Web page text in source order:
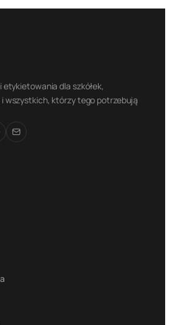
etykietowania dla szkółek,
wszystkich, którzy tego potrzebują